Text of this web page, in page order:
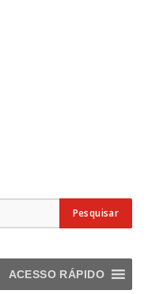
ACESSO RÁPIDO